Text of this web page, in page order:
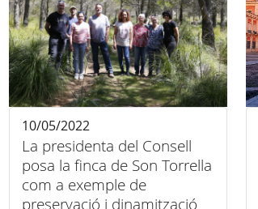
La presidenta del Consell
posa la finca de Son Torrella
com a exemple de
preservació i dinamització
10/05/2022